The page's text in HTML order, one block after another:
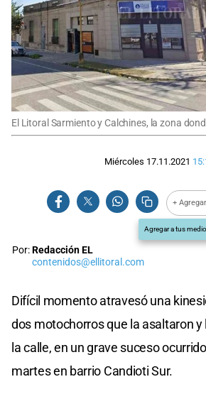
El Litoral Sarmiento y Calchines, la zona
Miércoles 17.11.2021
+
Agregar a tus
Por:Redacción EL
contenidos@ellitoral.com
Difícil momento atravesó una
dos motochorros que la asaltaron y
la calle, en un grave suceso
martes en barrio Candioti Sur.